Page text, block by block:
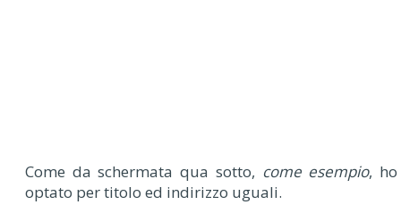
Come da schermata qua sotto, come esempio, ho
optato per titolo ed indirizzo uguali.